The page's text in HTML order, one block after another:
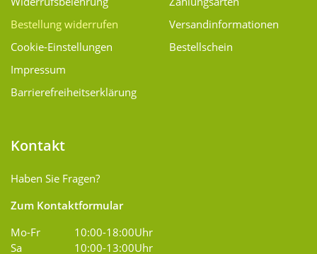
Bestellung widerrufen
Cookie-Einstellungen
Impressum
Barrierefreiheitserklärung
Versand­informationen
Bestellschein
Kontakt
Haben Sie Fragen?
Zum Kontaktformular
Mo-Fr
10:00-18:00Uhr
Sa
10:00-13:00Uhr